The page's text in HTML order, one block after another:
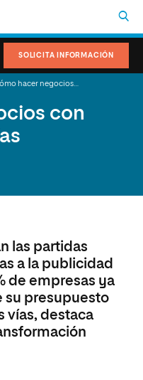
SOLICITA INFORMACIÓN
con
las partidas
a la publicidad
de empresas ya
su presupuesto
vías, destaca